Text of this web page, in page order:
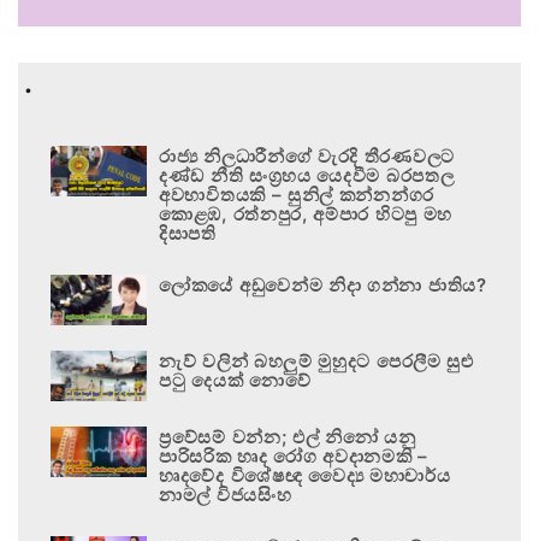
.
රාජ්‍ය නිලධාරීන්ගේ වැරදි තීරණවලට
දණ්ඩ නීති සංග්‍රහය යෙදවීම බරපතල
අවභාවිතයකි – සුනිල් කන්නන්ගර
කොළඹ, රත්නපුර, අම්පාර හිටපු මහ
දිසාපති
ලෝකයේ අඩුවෙන්ම නිදා ගන්නා ජාතිය?
නැව් වලින් බහලුම් මුහුදට පෙරලීම සුළු
පටු දෙයක් නොවේ
ප්‍රවේසම් වන්න; එල් නිනෝ යනු
පාරිසරික හෘද රෝග අවදානමකි –
හෘදවේද විශේෂඥ වෛද්‍ය මහාචාර්ය
නාමල් විජයසිංහ